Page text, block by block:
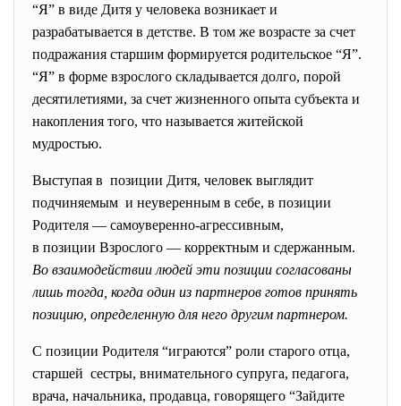
“Я” в виде Дитя у человека возникает и
разрабатывается в детстве. В том же возрасте за счет
подражания старшим формируется родительское “Я”.
“Я” в форме взрослого складывается долго, порой
десятилетиями, за счет жизненного опыта субъекта и
накопления того, что называется житейской
мудростью.
Выступая в позиции Дитя, человек выглядит
подчиняемым и неуверенным в себе, в позиции
Родителя — самоуверенно-агрессивным,
в позиции Взрослого — корректным и сдержанным.
Во взаимодействии людей эти позиции согласованы
лишь тогда, когда один из партнеров готов принять
позицию, определенную для него другим партнером.
С позиции Родителя “играются” роли старого отца,
старшей сестры, внимательного супруга, педагога,
врача, начальника, продавца, говорящего “Зайдите